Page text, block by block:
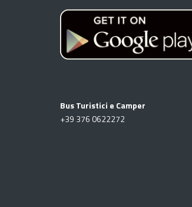
Bus Turistici e Camper
+39 376 0622272